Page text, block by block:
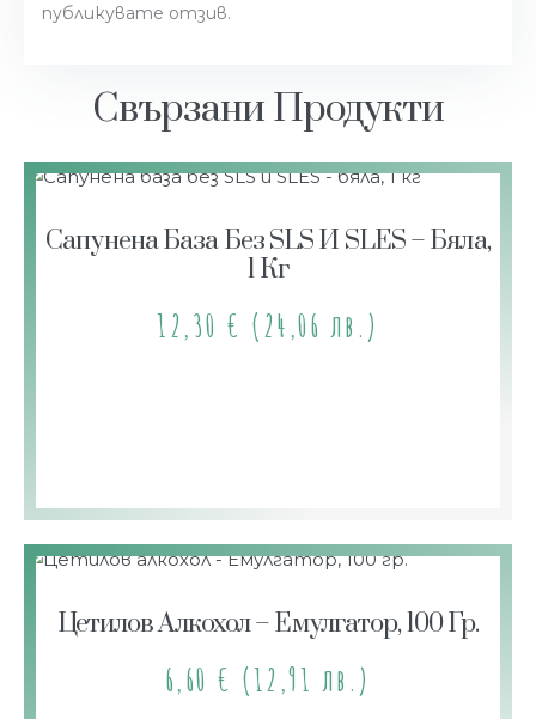
публикувате отзив.
Свързани Продукти
Сапунена База Без SLS И SLES – Бяла,
1 Кг
12,30 € (24,06 лв.)
Цетилов Алкохол – Емулгатор, 100 Гр.
6,60 € (12,91 лв.)